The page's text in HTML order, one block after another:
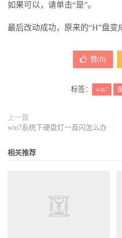
如果可以，请单击“是”。
最后改动成功，原来的“H”盘变
赞(0)
标签： win7
上一篇
win7系统下硬盘灯一直闪怎么办
相关推荐